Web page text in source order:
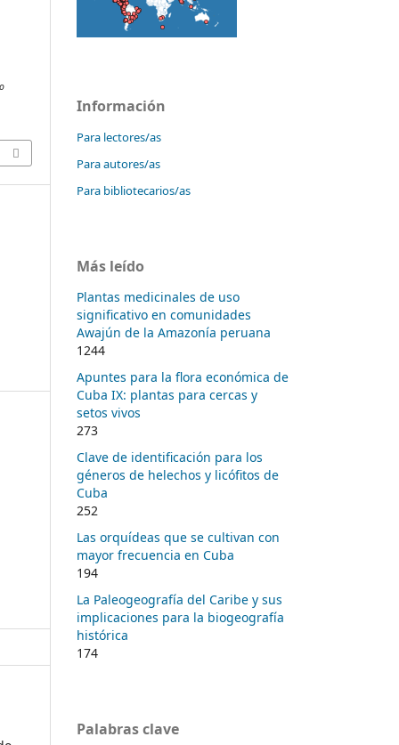
Información
Para lectores/as
Para autores/as
Para bibliotecarios/as
Más leído
Plantas medicinales de uso
significativo en comunidades
Awajún de la Amazonía peruana
1244
Apuntes para la flora económica de
Cuba IX: plantas para cercas y
setos vivos
273
Clave de identificación para los
géneros de helechos y licófitos de
Cuba
252
Las orquídeas que se cultivan con
mayor frecuencia en Cuba
194
La Paleogeografía del Caribe y sus
implicaciones para la biogeografía
histórica
174
Palabras clave